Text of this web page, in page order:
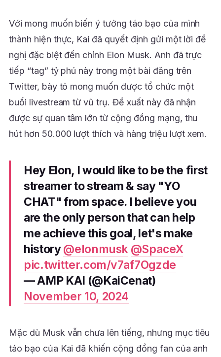
Với mong muốn biến ý tưởng táo bạo của mình
thành hiện thực, Kai đã quyết định gửi một lời đề
nghị đặc biệt đến chính Elon Musk. Anh đã trực
tiếp “tag” tỷ phú này trong một bài đăng trên
Twitter, bày tỏ mong muốn được tổ chức một
buổi livestream từ vũ trụ. Đề xuất này đã nhận
được sự quan tâm lớn từ cộng đồng mạng, thu
hút hơn 50.000 lượt thích và hàng triệu lượt xem.
Hey Elon, I would like to be the first
streamer to stream & say "YO
CHAT" from space. I believe you
are the only person that can help
me achieve this goal, let's make
history@elonmusk @SpaceX
pic.twitter.com/v7af7Ogzde
— AMP KAI (@KaiCenat)
November 10, 2024
Mặc dù Musk vẫn chưa lên tiếng, nhưng mục tiêu
táo bạo của Kai đã khiến cộng đồng fan của anh